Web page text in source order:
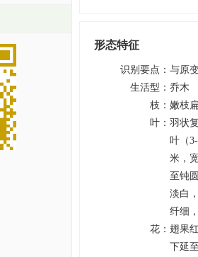
形态特征
识别要点 ： 与原
生活型 ： 乔木
枝 ： 嫩枝
叶 ： 羽状
叶（
米，
至钝
淡白
纤细
花 ： 翅果
下延